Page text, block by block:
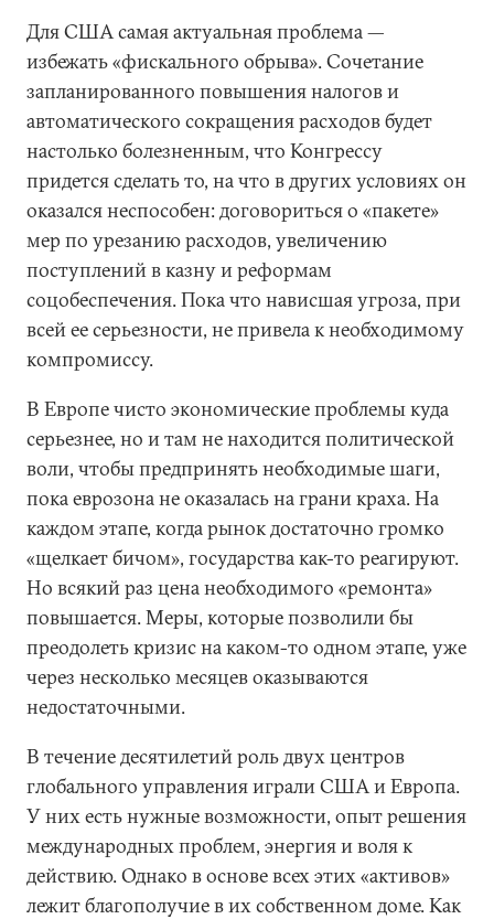
Для США самая актуальная проблема —
избежать «фискального обрыва». Сочетание
запланированного повышения налогов и
автоматического сокращения расходов будет
настолько болезненным, что Конгрессу
придется сделать то, на что в других условиях он
оказался неспособен: договориться о «пакете»
мер по урезанию расходов, увеличению
поступлений в казну и реформам
соцобеспечения. Пока что нависшая угроза, при
всей ее серьезности, не привела к необходимому
компромиссу.
В Европе чисто экономические проблемы куда
серьезнее, но и там не находится политической
воли, чтобы предпринять необходимые шаги,
пока еврозона не оказалась на грани краха. На
каждом этапе, когда рынок достаточно громко
«щелкает бичом», государства как-то реагируют.
Но всякий раз цена необходимого «ремонта»
повышается. Меры, которые позволили бы
преодолеть кризис на каком-то одном этапе, уже
через несколько месяцев оказываются
недостаточными.
В течение десятилетий роль двух центров
глобального управления играли США и Европа.
У них есть нужные возможности, опыт решения
международных проблем, энергия и воля к
действию. Однако в основе всех этих «активов»
лежит благополучие в их собственном доме. Как